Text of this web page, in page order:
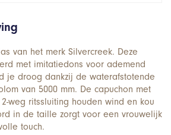
van het merk Silvercreek. Deze
met imitatiedons voor ademend
je droog dankzij de waterafstotende
van 5000 mm. De capuchon met
weg ritssluiting houden wind en kou
in de taille zorgt voor een vrouwelijk
touch.